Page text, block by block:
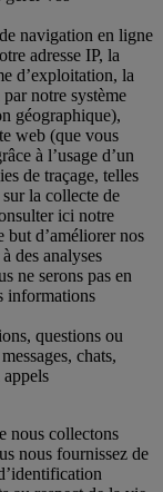
navigation en ligne
adresse IP, la
d’exploitation, la
notre système
géographique),
web (que vous
à l’usage d’un
de traçage, telles
la collecte de
ici notre
but d’améliorer nos
des analyses
ne serons pas en
informations
questions ou
chats,
nous collectons
nous fournissez de